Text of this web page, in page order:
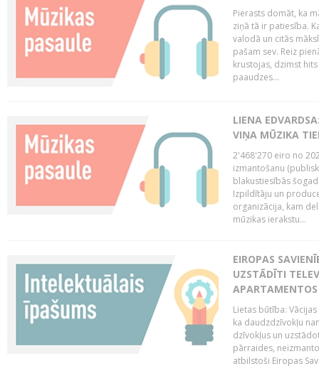
Pierasts domāt, ka
ziņā tā ir patiesība.
valodā un citās
pašam sev. Reiz
krustojas, dzimst
paaudzes...
LIENA
VIŅA MŪZIKA
2'468'270 eiro no
izmantošanu
blakustiesībās
Izpildītāju un
organizācija, kam
mūzikas ierakstu...
EIROPAS
UZSTĀDĪTI
Lietas būtība:
ka daudzdzīvokļu
dzīvokļus un
pārraides,
atbilstoši Eiropas